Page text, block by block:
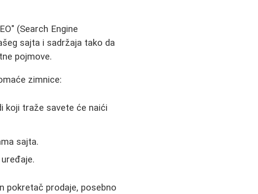
(Search Engine
sajta i sadržaja tako da
pojmove.
zimnice:
koji traže savete će naići
sajta.
pokretač prodaje, posebno